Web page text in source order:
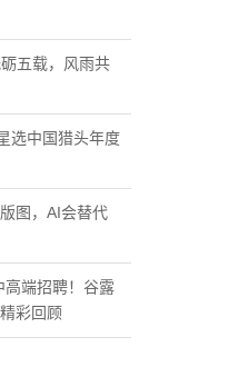
五载，风雨共
选中国猎头年度
图，AI会替代
端招聘！谷露
彩回顾